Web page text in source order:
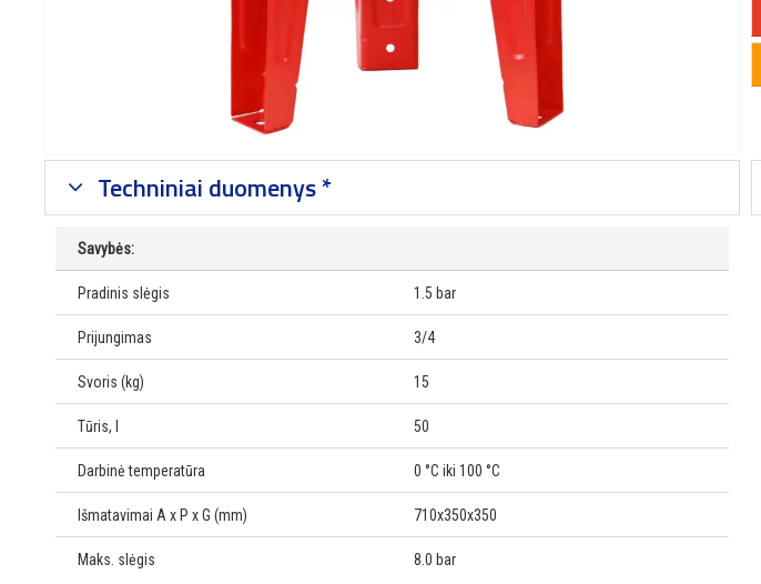
Techniniai duomenys *
Savybės:
Pradinis slėgis 1.5 bar
Prijungimas 3/4
Svoris (kg) 15
Tūris, l 50
Darbinė temperatūra 0 °C iki 100 °C
Išmatavimai A x P x G (mm) 710x350x350
Maks. slėgis 8.0 bar